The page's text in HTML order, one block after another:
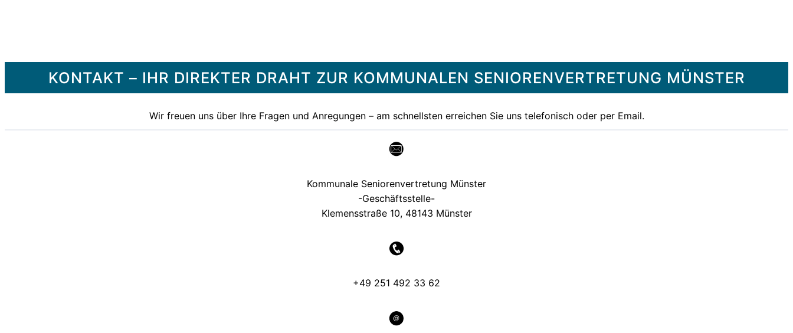
KONTAKT – IHR DIREKTER DRAHT ZUR KOMMUNALEN SENIORENVERTRETUNG MÜNSTER
Wir freuen uns über Ihre Fragen und Anregungen – am schnellsten erreichen Sie uns telefonisch oder per Email.
Kommunale Seniorenvertretung Münster
-Geschäftsstelle-
Klemensstraße 10, 48143 Münster
+49 251 492 33 62